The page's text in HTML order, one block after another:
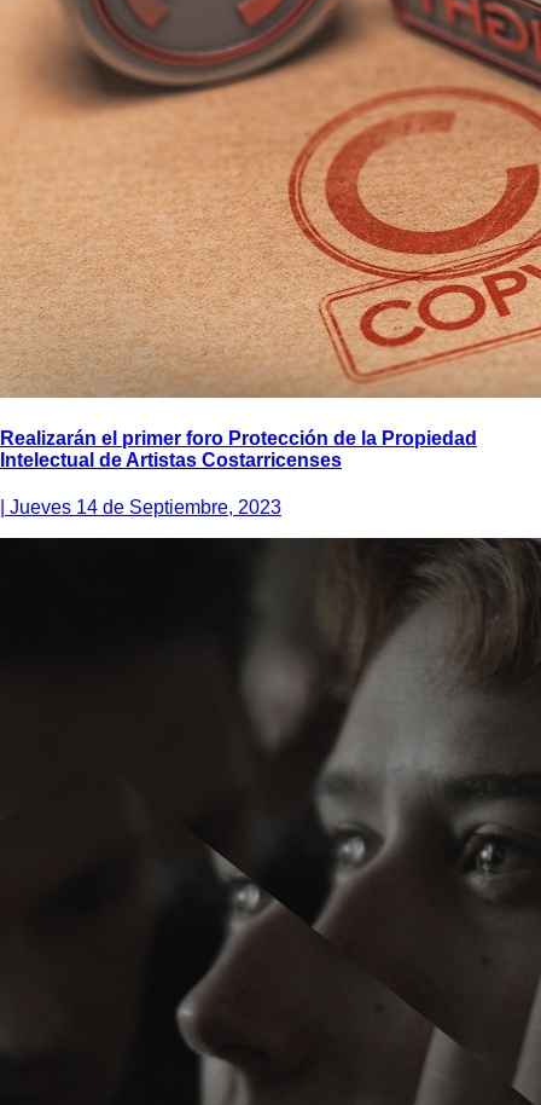
Realizarán el primer foro Protección de la Propiedad
Intelectual de Artistas Costarricenses
Jueves 14 de Septiembre, 2023